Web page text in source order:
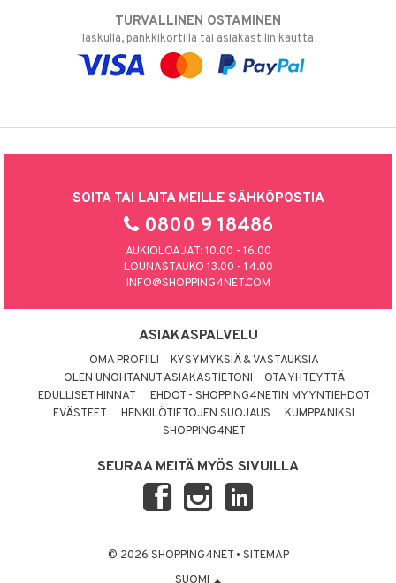
TURVALLINEN OSTAMINEN
laskulla, pankkikortilla tai asiakastilin kautta
SOITA TAI LAITA MEILLE SÄHKÖPOSTIA
0800 9 18486
AUKIOLOAJAT: 10.00 - 16.00
LOUNASTAUKO 13.00 - 14.00
INFO@SHOPPING4NET.COM
ASIAKASPALVELU
OMA PROFIILI
KYSYMYKSIÄ & VASTAUKSIA
OLEN UNOHTANUT ASIAKASTIETONI
OTA YHTEYTTÄ
EDULLISET HINNAT
EHDOT - SHOPPING4NETIN MYYNTIEHDOT
EVÄSTEET
HENKILÖTIETOJEN SUOJAUS
KUMPPANIKSI
SHOPPING4NET
SEURAA MEITÄ MYÖS SIVUILLA
© 2026 SHOPPING4NET • SITEMAP